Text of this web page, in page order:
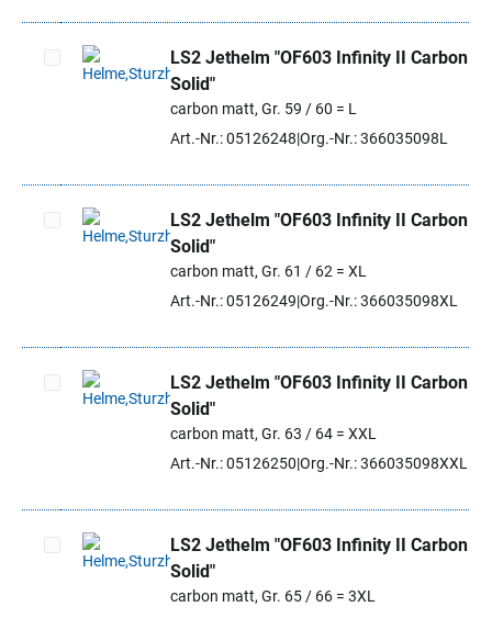
Artikel auswählen
LS2 Jethelm "OF603 Infinity II Carbon
Solid"
carbon matt, Gr. 59 / 60 = L
Art.-Nr.: 05126248 Org.-Nr.: 366035098L
Artikel auswählen
LS2 Jethelm "OF603 Infinity II Carbon
Solid"
carbon matt, Gr. 61 / 62 = XL
Art.-Nr.: 05126249 Org.-Nr.: 366035098XL
Artikel auswählen
LS2 Jethelm "OF603 Infinity II Carbon
Solid"
carbon matt, Gr. 63 / 64 = XXL
Art.-Nr.: 05126250 Org.-Nr.: 366035098XXL
Artikel auswählen
LS2 Jethelm "OF603 Infinity II Carbon
Solid"
carbon matt, Gr. 65 / 66 = 3XL